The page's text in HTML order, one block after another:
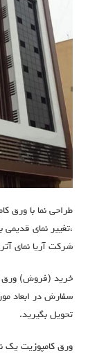
طراحی نما با ورق
،تغییر نمای قدیمی
شرکت آریا نمای
خرید (فروش) ورق
سفارش در ابعاد
تحویل بگیرید.
ورق کامپوزیت یک